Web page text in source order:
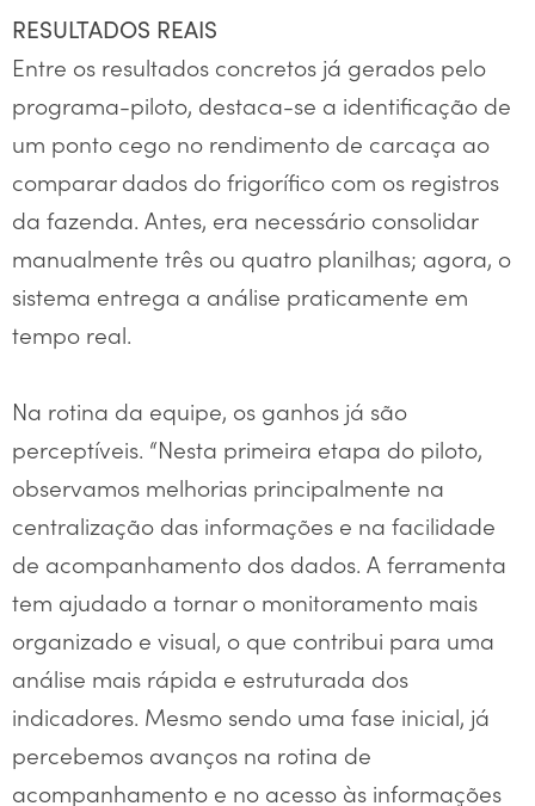
RESULTADOS REAIS
Entre os resultados concretos já gerados pelo
programa-piloto, destaca-se a identificação de
um ponto cego no rendimento de carcaça ao
comparar dados do frigorífico com os registros
da fazenda. Antes, era necessário consolidar
manualmente três ou quatro planilhas; agora, o
sistema entrega a análise praticamente em
tempo real.
Na rotina da equipe, os ganhos já são
perceptíveis. “Nesta primeira etapa do piloto,
observamos melhorias principalmente na
centralização das informações e na facilidade
de acompanhamento dos dados. A ferramenta
tem ajudado a tornar o monitoramento mais
organizado e visual, o que contribui para uma
análise mais rápida e estruturada dos
indicadores. Mesmo sendo uma fase inicial, já
percebemos avanços na rotina de
acompanhamento e no acesso às informações